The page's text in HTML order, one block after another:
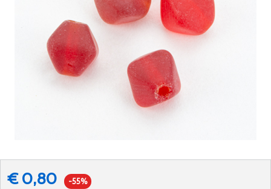
€ 0,80 -55%